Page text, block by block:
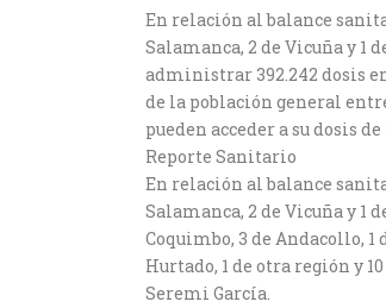
En relación al balance
Salamanca, 2 de Vicuña y 1
administrar 392.242 dosis
de la población general
pueden acceder a su dosis
Reporte Sanitario
En relación al balance
Salamanca, 2 de Vicuña y 1
Coquimbo, 3 de Andacollo, 1
Hurtado, 1 de otra región y
Seremi García.